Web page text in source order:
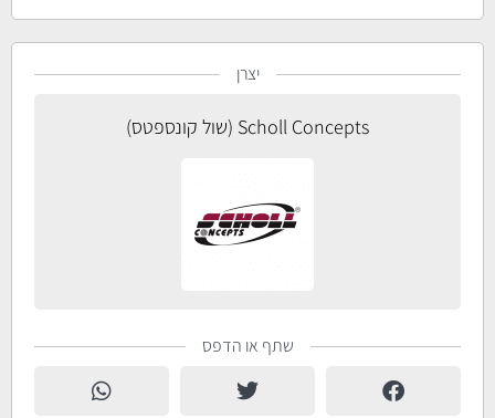
יצרן
Scholl Concepts (שול קונספטס)
שתף או הדפס